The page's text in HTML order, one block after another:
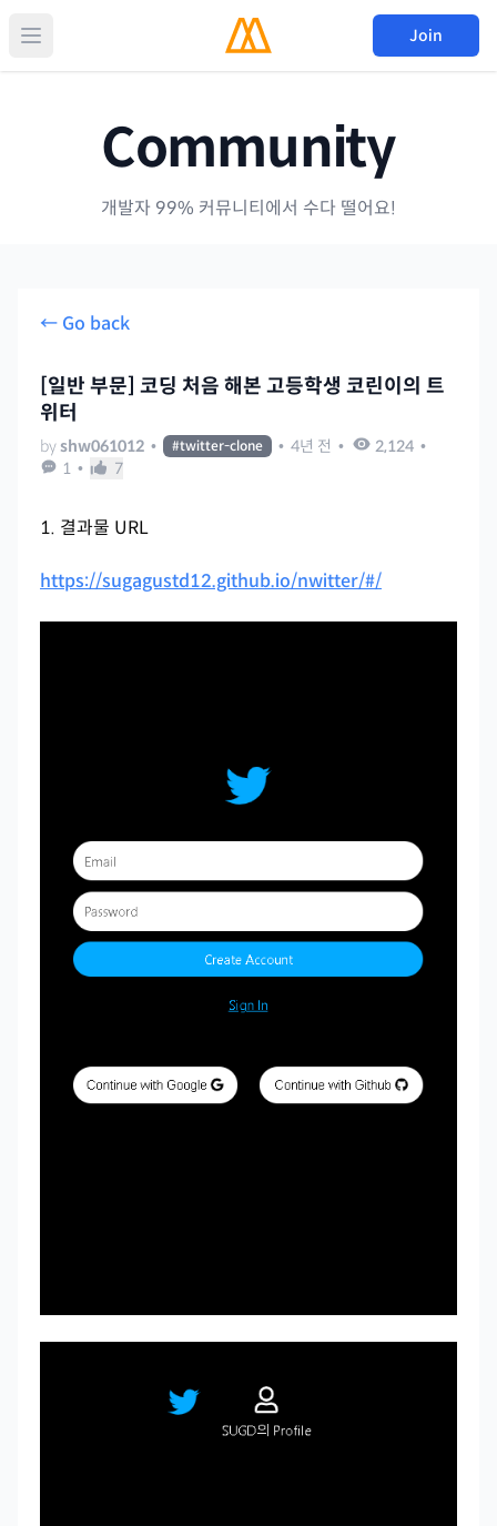
Join
Community
개발자 99% 커뮤니티에서 수다 떨어요!
← Go back
[일반 부문] 코딩 처음 해본 고등학생 코린이의 트
위터
by shw061012 • #twitter-clone • 4년 전 • 2,124 •
1 • 7
1. 결과물 URL
https://sugagustd12.github.io/nwitter/#/